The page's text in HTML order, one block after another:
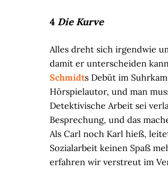
4 Die Kurve
Alles dreht sich irgendwie
damit er unterscheiden
Schmidts Debüt im
Hörspielautor, und man
Detektivische Arbeit sei
Besprechung, und das
Als Carl noch Karl hieß,
Sozialarbeit keinen Spaß
erfahren wir verstreut im